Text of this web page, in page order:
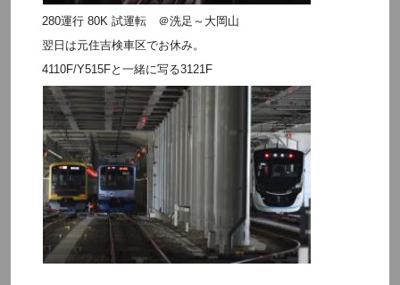
280運行 80K 試運転 ＠洗足～大岡山
翌日は元住吉検車区でお休み。
4110F/Y515Fと一緒に写る3121F